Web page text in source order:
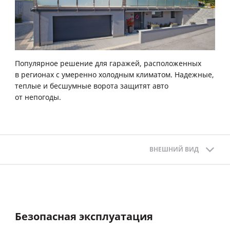
Популярное решение для гаражей, расположенных
в регионах с умеренно холодным климатом. Надежные,
теплые и бесшумные ворота защитят авто
от непогоды.
ВНЕШНИЙ ВИД
Безопасная эксплуатация